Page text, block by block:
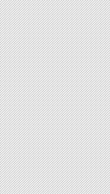
福井市 交通事故治療
の不安の解消
2020-03-26